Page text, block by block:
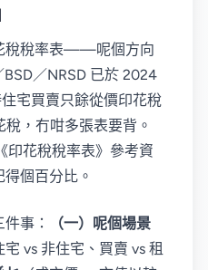
稅稅率表——呢個方向
／NRSD 已於 2024
宅買賣只餘從價印花稅
稅，冇咁多張表要背。
印花稅稅率表》參考資
個百分比。
事：
（一）呢個場景
宅 vs 非住宅、買賣 vs 租